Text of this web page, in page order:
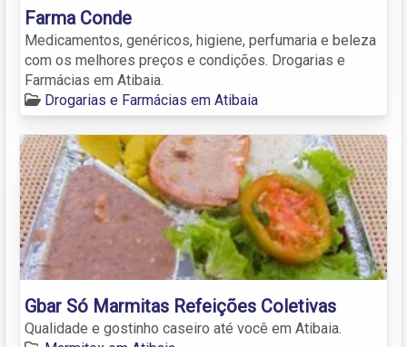
Farma Conde
Medicamentos, genéricos, higiene, perfumaria e beleza
com os melhores preços e condições. Drogarias e
Farmácias em Atibaia.
Drogarias e Farmácias em Atibaia
Gbar Só Marmitas Refeições Coletivas
Qualidade e gostinho caseiro até você em Atibaia.